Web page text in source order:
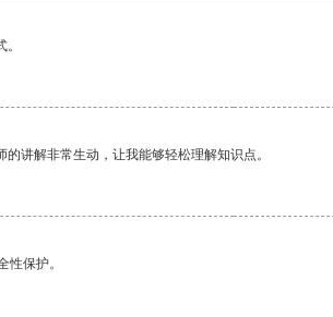
讲解非常生动，让我能够轻松理解知识点。
保护。